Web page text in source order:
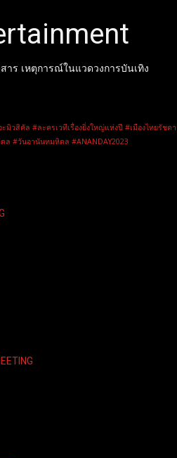
าร เหตุการณ์ในแวดวงการบันเทิง
วสิคัล #ละครเวทีเรื่องยิ่งใหญ่แห่งปี #เมืองไทยรัชดา
ล #วันอานันทมหิดล #ANANDAY2023